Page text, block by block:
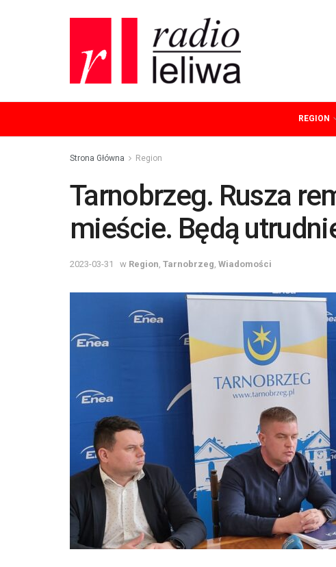
REGION
Strona Główna Region
Tarnobrzeg. Rusza
mieście. Będą
2023-03-31 w Region Tarnobrzeg Wiadomości